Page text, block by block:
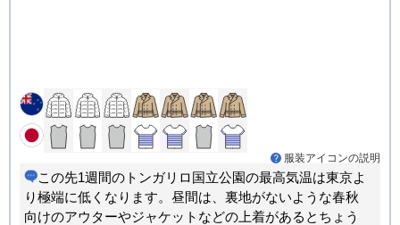
服装アイコンの説明
この先1週間のトンガリロ国立公園の最高気温は東京よ
り極端に低くなります。昼間は、裏地がないような春秋
向けのアウターやジャケットなどの上着があるとちょう